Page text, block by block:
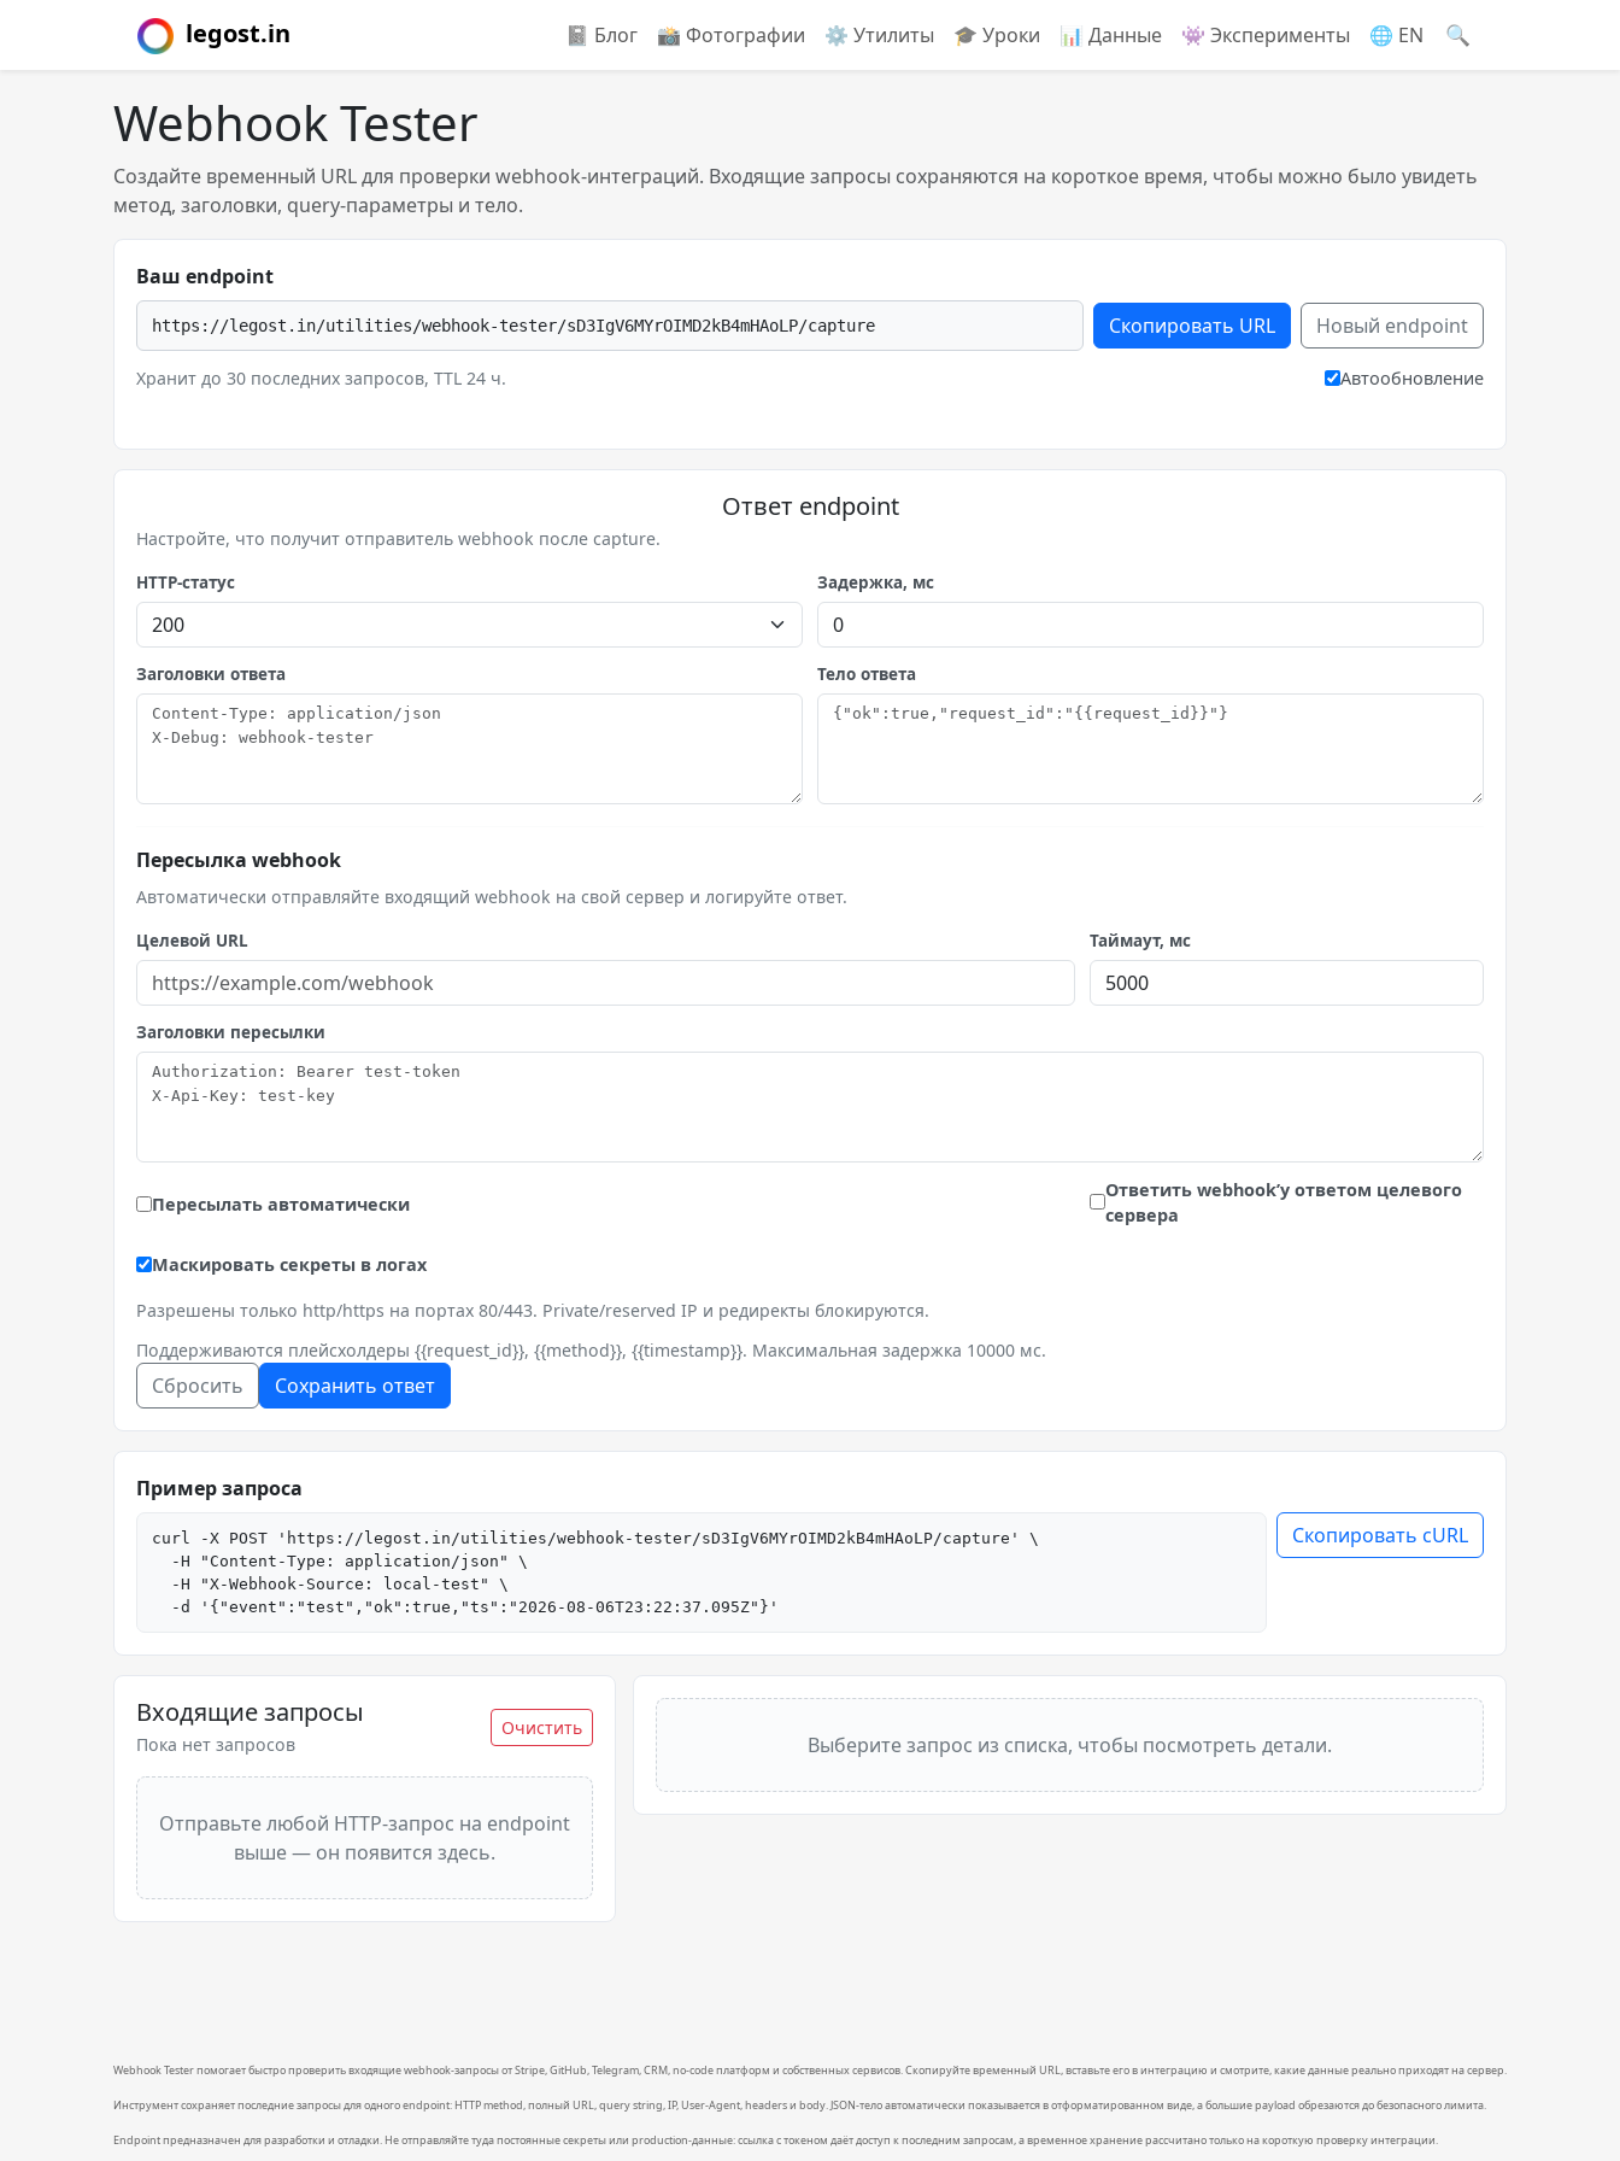
legost.in 🔍
📓 Блог 📸️ Фотографии ⚙️ Утилиты 🎓 Уроки 📊 Данные 👾 Эксперименты 🌐 EN
Webhook Tester
Создайте временный URL для проверки webhook-интеграций. Входящие запросы сохраняются на короткое время, чтобы можно было увидеть
метод, заголовки, query-параметры и тело.
Ваш endpoint
https://legost.in/utilities/webhook-tester/sD3IgV6MYrOIMD2kB4mHAoLP/capture Скопировать URL Новый endpoint
Хранит до 30 последних запросов, TTL 24 ч. Автообновление
Ответ endpoint
Настройте, что получит отправитель webhook после capture.
HTTP-статус Задержка, мс
Заголовки ответа Тело ответа
Пересылка webhook
Автоматически отправляйте входящий webhook на свой сервер и логируйте ответ.
Целевой URL Таймаут, мс
Заголовки пересылки
Пересылать автоматически
Ответить webhook’у ответом целевого
сервера
Маскировать секреты в логах
Разрешены только http/https на портах 80/443. Private/reserved IP и редиректы блокируются.
Поддерживаются плейсхолдеры {{request_id}}, {{method}}, {{timestamp}}. Максимальная задержка 10000 мс.
Сбросить Сохранить ответ
Пример запроса
curl -X POST 'https://legost.in/utilities/webhook-tester/sD3IgV6MYrOIMD2kB4mHAoLP/capture' \
  -d '{"event":"test","ok":true,"ts":"2026-08-06T23:22:37.095Z"}'
Скопировать cURL
Входящие запросы
Пока нет запросов
Очистить
Отправьте любой HTTP-запрос на endpoint
выше — он появится здесь.
Выберите запрос из списка, чтобы посмотреть детали.
Webhook Tester помогает быстро проверить входящие webhook-запросы от Stripe, GitHub, Telegram, CRM, no-code платформ и собственных сервисов. Скопируйте временный URL, вставьте его в интеграцию и смотрите, какие данные реально приходят на сервер.
Инструмент сохраняет последние запросы для одного endpoint: HTTP method, полный URL, query string, IP, User-Agent, headers и body. JSON-тело автоматически показывается в отформатированном виде, а большие payload обрезаются до безопасного лимита.
Endpoint предназначен для разработки и отладки. Не отправляйте туда постоянные секреты или production-данные: ссылка с токеном даёт доступ к последним запросам, а временное хранение рассчитано только на короткую проверку интеграции.